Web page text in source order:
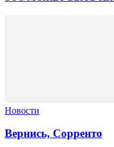
Новости
Вернись, Сорренто